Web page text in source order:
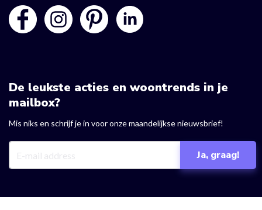
De leukste acties en woontrends in je
mailbox?
Mis niks en schrijf je in voor onze maandelijkse nieuwsbrief!